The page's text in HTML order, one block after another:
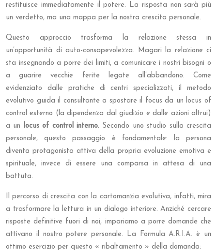
restituisce immediatamente il potere. La risposta non sarà più
un verdetto, ma una mappa per la nostra crescita personale.
Questo approccio trasforma la relazione stessa in
un’opportunità di auto-consapevolezza. Magari la relazione ci
sta insegnando a porre dei limiti, a comunicare i nostri bisogni o
a guarire vecchie ferite legate all’abbandono. Come
evidenziato dalle pratiche di centri specializzati, il metodo
evolutivo guida il consultante a spostare il focus da un locus of
control esterno (la dipendenza dal giudizio e dalle azioni altrui)
a un locus of control interno. Secondo uno studio sulla crescita
personale, questo passaggio è fondamentale: la persona
diventa protagonista attiva della propria evoluzione emotiva e
spirituale, invece di essere una comparsa in attesa di una
battuta.
Il percorso di crescita con la cartomanzia evolutiva, infatti, mira
a trasformare la lettura in un dialogo interiore. Anziché cercare
risposte definitive fuori di noi, impariamo a porre domande che
attivano il nostro potere personale. La Formula A.R.I.A. è un
ottimo esercizio per questo « ribaltamento » della domanda: